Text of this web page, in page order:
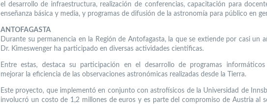
el desarrollo de infraestructura, realización de conferencias, capacitación para
enseñanza básica y media, y programas de difusión de la astronomía para público en
ANTOFAGASTA
Durante su permanencia en la Región de Antofagasta, la que se extiende por casi un
Dr. Kimeswenger ha participado en diversas actividades científicas.
Entre estas, destaca su participación en el desarrollo de programas informáticos
mejorar la eficiencia de las observaciones astronómicas realizadas desde la Tierra.
Este proyecto, que implementó en conjunto con astrofísicos de la Universidad de
involucró un costo de 1,2 millones de euros y es parte del compromiso de Austria al